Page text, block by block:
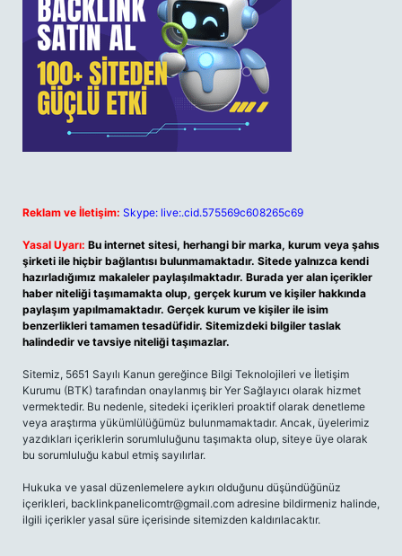
Reklam ve İletişim: Skype: live:.cid.575569c608265c69
Yasal Uyarı: Bu internet sitesi, herhangi bir marka, kurum veya şahıs
şirketi ile hiçbir bağlantısı bulunmamaktadır. Sitede yalnızca kendi
hazırladığımız makaleler paylaşılmaktadır. Burada yer alan içerikler
haber niteliği taşımamakta olup, gerçek kurum ve kişiler hakkında
paylaşım yapılmamaktadır. Gerçek kurum ve kişiler ile isim
benzerlikleri tamamen tesadüfidir. Sitemizdeki bilgiler taslak
halindedir ve tavsiye niteliği taşımazlar.
Sitemiz, 5651 Sayılı Kanun gereğince Bilgi Teknolojileri ve İletişim
Kurumu (BTK) tarafından onaylanmış bir Yer Sağlayıcı olarak hizmet
vermektedir. Bu nedenle, sitedeki içerikleri proaktif olarak denetleme
veya araştırma yükümlülüğümüz bulunmamaktadır. Ancak, üyelerimiz
yazdıkları içeriklerin sorumluluğunu taşımakta olup, siteye üye olarak
bu sorumluluğu kabul etmiş sayılırlar.
Hukuka ve yasal düzenlemelere aykırı olduğunu düşündüğünüz
içerikleri, backlinkpanelicomtr@gmail.com adresine bildirmeniz halinde,
ilgili içerikler yasal süre içerisinde sitemizden kaldırılacaktır.